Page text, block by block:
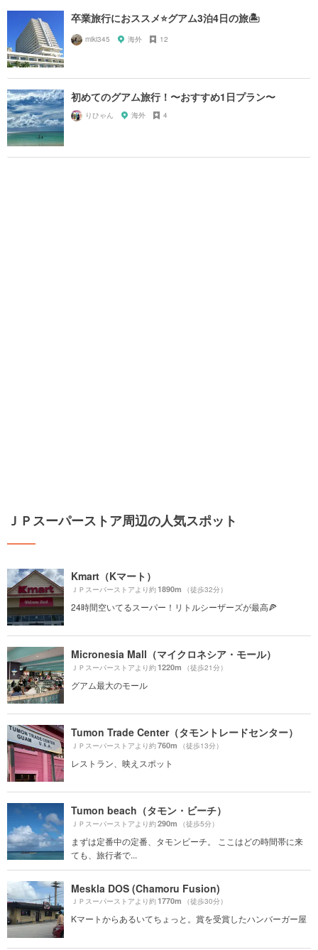
卒業旅行におススメ⭐️グアム3泊4日の旅🏝
miki345 海外 12
初めてのグアム旅行！〜おすすめ1日プラン〜
りひゃん 海外 4
ＪＰスーパーストア周辺の人気スポット
Kmart（Kマート）
ＪＰスーパーストアより約1890m （徒歩32分）
24時間空いてるスーパー！リトルシーザーズが最高🍕
Micronesia Mall（マイクロネシア・モール）
ＪＰスーパーストアより約1220m （徒歩21分）
グアム最大のモール
Tumon Trade Center（タモントレードセンター）
ＪＰスーパーストアより約760m （徒歩13分）
レストラン、映えスポット
Tumon beach（タモン・ビーチ）
ＪＰスーパーストアより約290m （徒歩5分）
まずは定番中の定番、タモンビーチ。 ここはどの時間帯に来
ても、旅行者で...
Meskla DOS (Chamoru Fusion)
ＪＰスーパーストアより約1770m （徒歩30分）
Kマートからあるいてちょっと。賞を受賞したハンバーガー屋